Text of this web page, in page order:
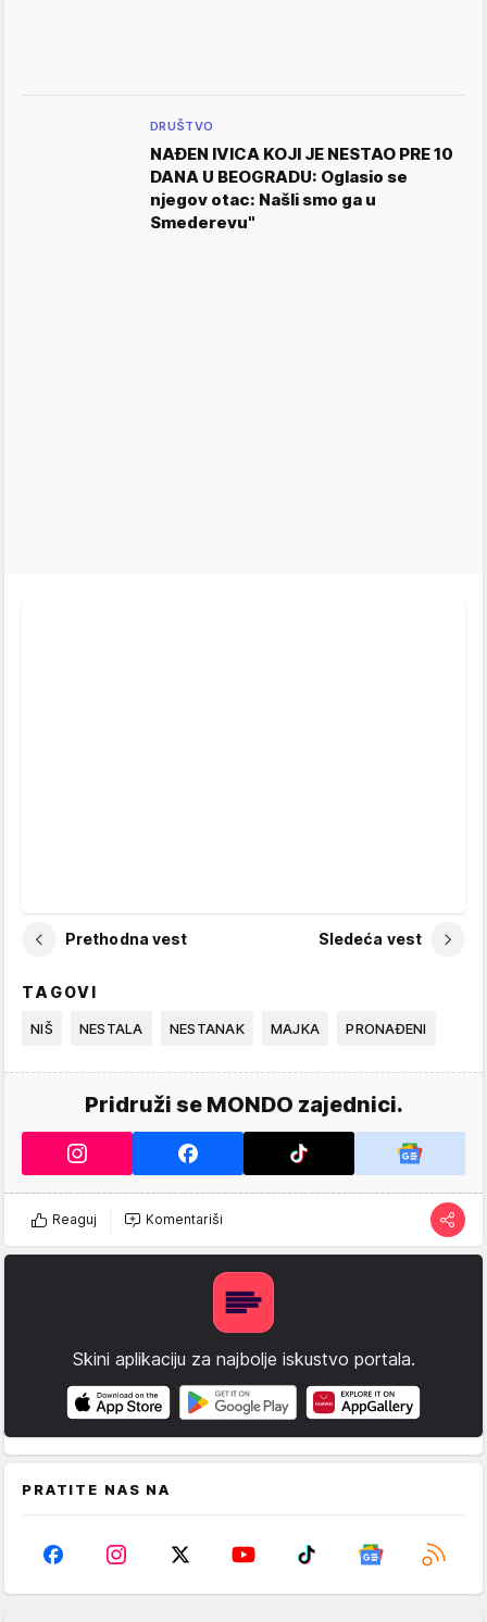
DRUŠTVO
NAĐEN IVICA KOJI JE NESTAO PRE 10
DANA U BEOGRADU: Oglasio se
njegov otac: Našli smo ga u
Smederevu"
Prethodna vest Sledeća vest
TAGOVI
NIŠ NESTALA NESTANAK MAJKA PRONAĐENI
Pridruži se MONDO zajednici.
Reaguj Komentariši
Skini aplikaciju za najbolje iskustvo portala.
PRATITE NAS NA